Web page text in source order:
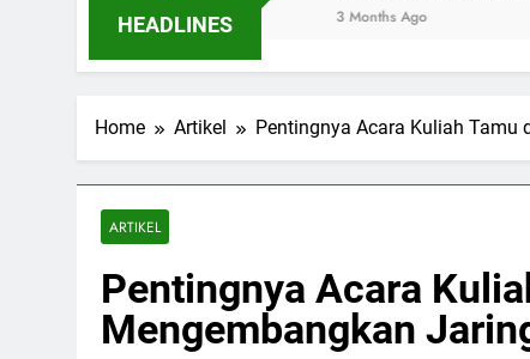
HEADLINES 3 Months Ago
Home Artikel Pentingnya Acara Kuliah
ARTIKEL
Pentingnya Acara
Mengembangkan